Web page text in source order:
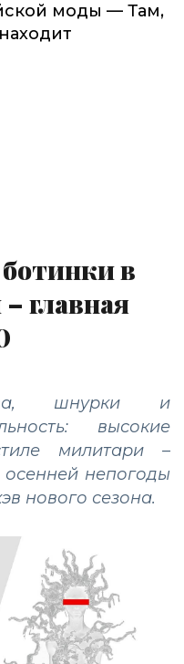
моды — Там,
в
главная
шнурки и
высокие
милитари –
непогоды
нового сезона.